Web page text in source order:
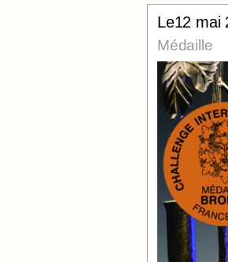
Le12 mai
Médaille